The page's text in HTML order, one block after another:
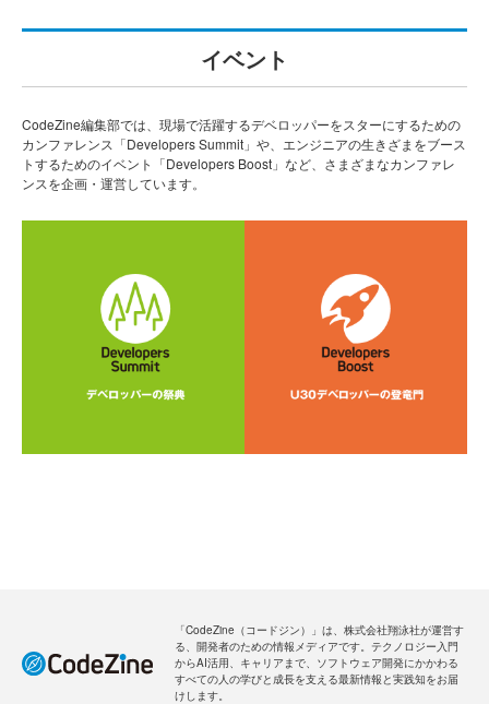
イベント
CodeZine編集部では、現場で活躍するデベロッパーをスターにするための
カンファレンス「Developers Summit」や、エンジニアの生きざまをブース
トするためのイベント「Developers Boost」など、さまざまなカンファレ
ンスを企画・運営しています。
「CodeZine（コードジン）」は、株式会社翔泳社が運営す
る、開発者のための情報メディアです。テクノロジー入門
からAI活用、キャリアまで、ソフトウェア開発にかかわる
すべての人の学びと成長を支える最新情報と実践知をお届
けします。